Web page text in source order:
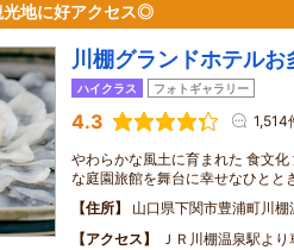
光地に好アクセス◎
川棚グランドホテルお
ハイクラス フォトギャラリー
4.3 1,514
やわらかな風土に育まれた 食文
な庭園旅館を舞台に幸せなひとと
住所
山口県下関市豊浦町川棚
アクセス
ＪＲ川棚温泉駅よ